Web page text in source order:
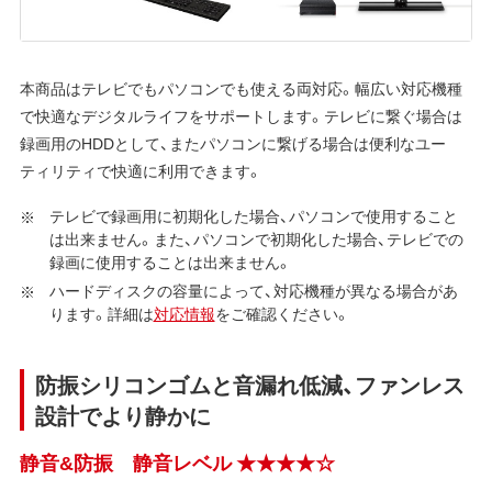
本商品はテレビでもパソコンでも使える両対応。幅広い対応機種
で快適なデジタルライフをサポートします。テレビに繋ぐ場合は
録画用のHDDとして、またパソコンに繋げる場合は便利なユー
ティリティで快適に利用できます。
テレビで録画用に初期化した場合、パソコンで使用すること
は出来ません。また、パソコンで初期化した場合、テレビでの
録画に使用することは出来ません。
ハードディスクの容量によって、対応機種が異なる場合があ
ります。詳細は対応情報をご確認ください。
防振シリコンゴムと音漏れ低減、ファンレス
設計でより静かに
静音&防振 静音レベル ★★★★☆